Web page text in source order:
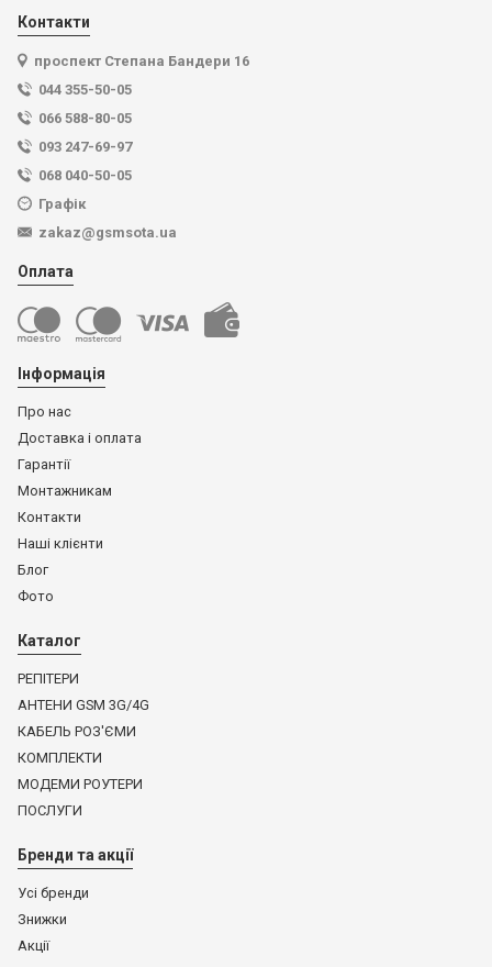
Контакти
проспект Степана Бандери 16
044 355-50-05
066 588-80-05
093 247-69-97
068 040-50-05
Графік
zakaz@gsmsota.ua
Оплата
Інформація
Про нас
Доставка і оплата
Гарантії
Монтажникам
Контакти
Наші клієнти
Блог
Фото
Каталог
РЕПІТЕРИ
АНТЕНИ GSM 3G/4G
КАБЕЛЬ РОЗ'ЄМИ
КОМПЛЕКТИ
МОДЕМИ РОУТЕРИ
ПОСЛУГИ
Бренди та акції
Усі бренди
Знижки
Акції